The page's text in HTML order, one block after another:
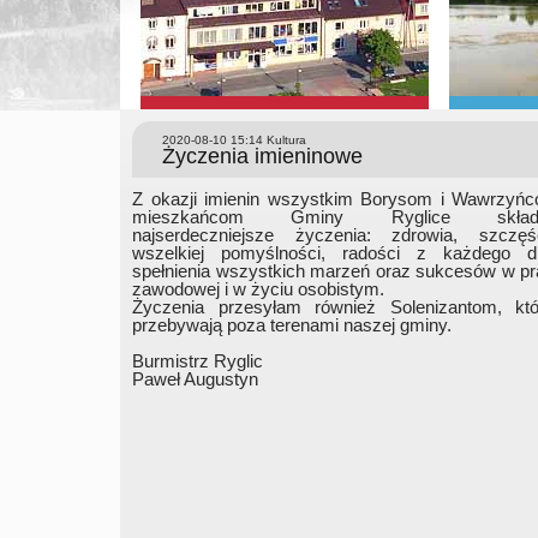
2020-08-10 15:14 Kultura
Życzenia imieninowe
Z okazji imienin wszystkim Borysom i
mieszkańcom Gminy Ryglice
najserdeczniejsze życzenia: zdrowia,
wszelkiej pomyślności, radości z każdego
spełnienia wszystkich marzeń oraz sukcesów w
zawodowej i w życiu osobistym.
Życzenia przesyłam również Solenizantom,
przebywają poza terenami naszej gminy.
Burmistrz Ryglic
Paweł Augustyn